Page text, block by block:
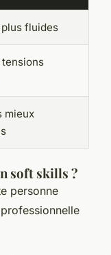
fluides
mieux
soft skills ?
personne